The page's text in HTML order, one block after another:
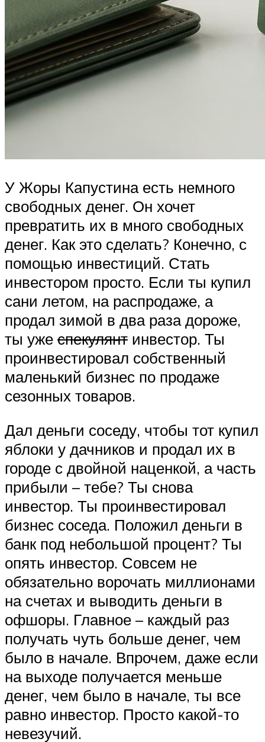
У Жоры Капустина есть немного
свободных денег. Он хочет
превратить их в много свободных
денег. Как это сделать? Конечно, с
помощью инвестиций. Стать
инвестором просто. Если ты купил
сани летом, на распродаже, а
продал зимой в два раза дороже,
ты уже спекулянт инвестор. Ты
проинвестировал собственный
маленький бизнес по продаже
сезонных товаров.
Дал деньги соседу, чтобы тот купил
яблоки у дачников и продал их в
городе с двойной наценкой, а часть
прибыли – тебе? Ты снова
инвестор. Ты проинвестировал
бизнес соседа. Положил деньги в
банк под небольшой процент? Ты
опять инвестор. Совсем не
обязательно ворочать миллионами
на счетах и выводить деньги в
офшоры. Главное – каждый раз
получать чуть больше денег, чем
было в начале. Впрочем, даже если
на выходе получается меньше
денег, чем было в начале, ты все
равно инвестор. Просто какой-то
невезучий.